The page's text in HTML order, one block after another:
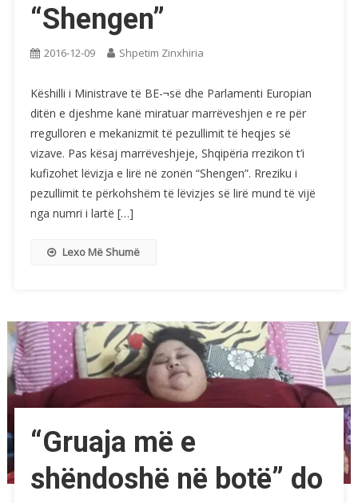
“Shengen”
2016-12-09 Shpetim Zinxhiria
Këshilli i Ministrave të BE-¬së dhe Parlamenti Europian
ditën e djeshme kanë miratuar marrëveshjen e re për
rregulloren e mekanizmit të pezullimit të heqjes së
vizave. Pas kësaj marrëveshjeje, Shqipëria rrezikon t’i
kufizohet lëvizja e lirë në zonën “Shengen”. Rreziku i
pezullimit te përkohshëm të lëvizjes së lirë mund të vijë
nga numri i lartë […]
Lexo Më Shumë
“Gruaja më e
shëndoshë në botë” do